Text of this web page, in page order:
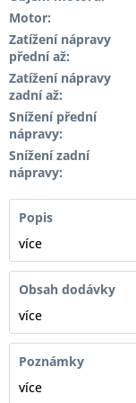
Motor:
Zatížení nápravy
přední až:
Zatížení nápravy
zadní až:
Snížení přední
nápravy:
Snížení zadní
nápravy:
Popis
více
Obsah dodávky
více
Poznámky
více